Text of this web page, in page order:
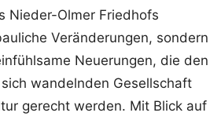
Nieder-Olmer Friedhofs
Veränderungen, sondern
Neuerungen, die den
wandelnden Gesellschaft
gerecht werden. Mit Blick auf